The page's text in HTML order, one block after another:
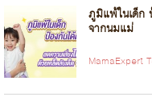
ภูมิแพ้ในเด็ก
จากนมแม่
MamaExpert